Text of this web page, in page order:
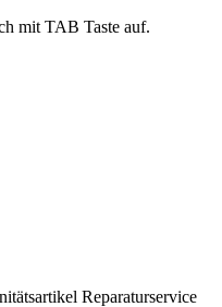
mit TAB Taste auf.
Reparaturservice